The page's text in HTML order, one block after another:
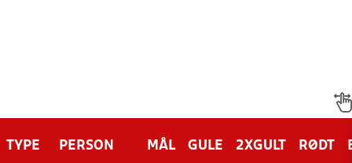
TYPE PERSON MÅL GULE 2XGULT RØDT